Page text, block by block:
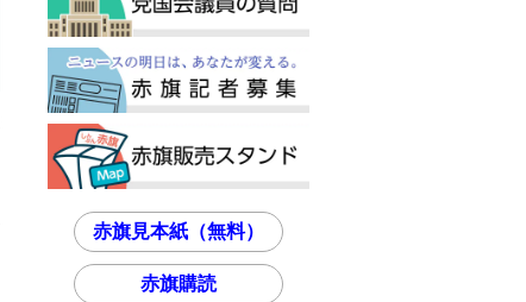
赤旗見本紙（無料）
赤旗購読